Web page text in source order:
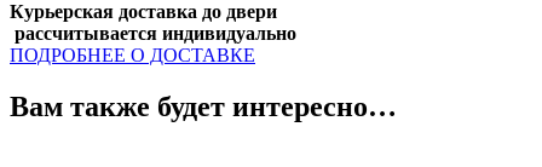
Курьерская доставка до двери
рассчитывается индивидуально
ПОДРОБНЕЕ О ДОСТАВКЕ
Вам также будет интересно…